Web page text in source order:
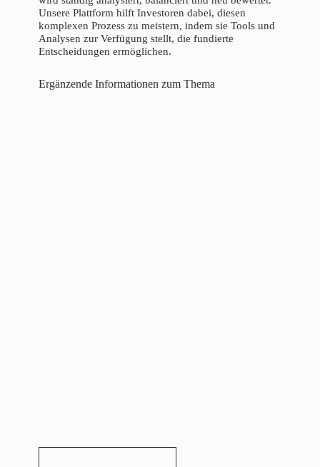
Unsere Plattform hilft Investoren dabei, diesen
komplexen Prozess zu meistern, indem sie Tools und
Analysen zur Verfügung stellt, die fundierte
Entscheidungen ermöglichen.
Ergänzende Informationen zum Thema